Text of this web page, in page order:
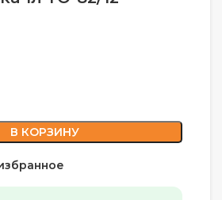
В КОРЗИНУ